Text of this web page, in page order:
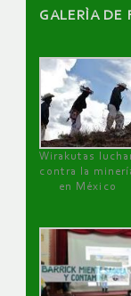
GALERÌA DE
Wirakutas
contra la
en México